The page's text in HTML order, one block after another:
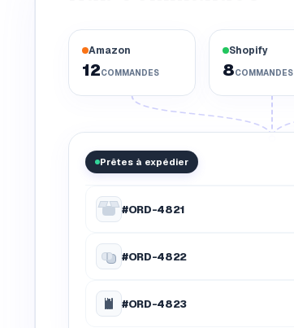
Amazon
12COMMANDES
Shopify
8COMMANDES
Prêtes à expédier
#ORD-4821
#ORD-4822
#ORD-4823